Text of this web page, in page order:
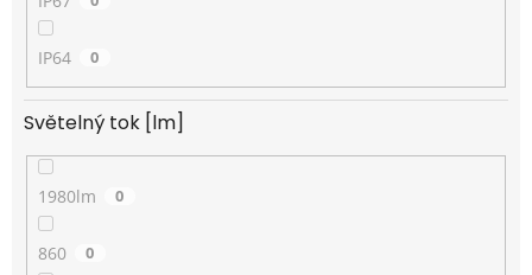
IP64 0
Světelný tok [lm]
1980lm 0
860 0